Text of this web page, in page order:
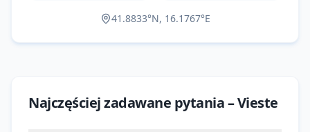
--
41.8833°N, 16.1767°E
Najczęściej zadawane pytania –Vieste